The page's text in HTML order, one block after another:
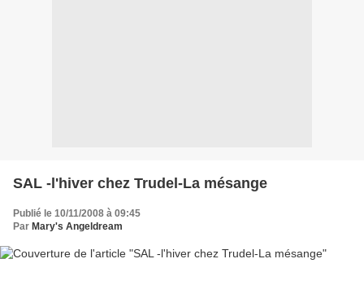
SAL -l'hiver chez Trudel-La mésange
Publié le 10/11/2008 à 09:45
Par Mary's Angeldream